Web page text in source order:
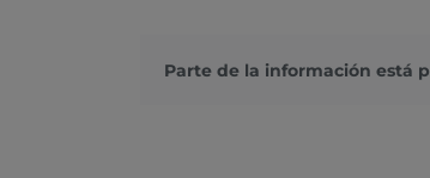
Parte de la información está